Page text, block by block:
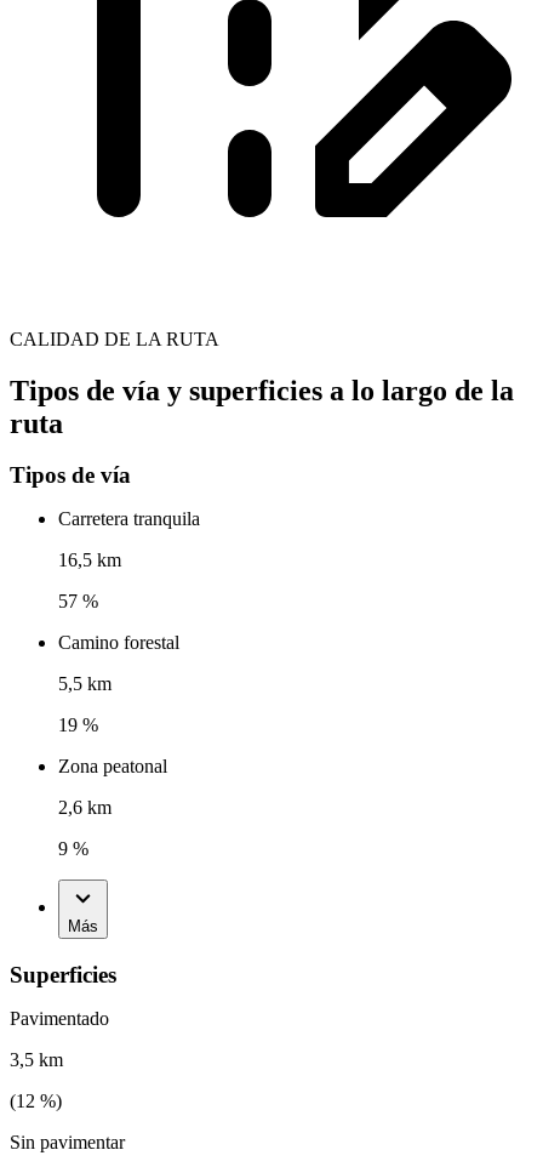
CALIDAD DE LA RUTA
Tipos de vía y superficies a lo largo de la
ruta
Tipos de vía
Carretera tranquila
16,5 km
57 %
Camino forestal
5,5 km
19 %
Zona peatonal
2,6 km
9 %
Más
Superficies
Pavimentado
3,5 km
(12 %)
Sin pavimentar